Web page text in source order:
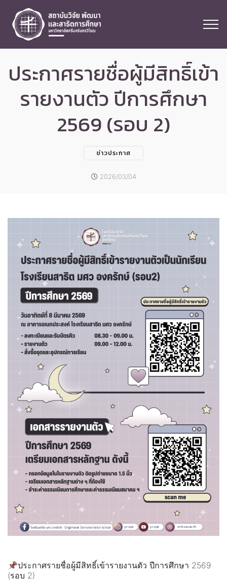
ประกาศรายชื่อผู้มีสิทธิ์เข้า
รายงานตัว ปีการศึกษา
2569 (รอบ 2)
ข่าวประกาศ
2026/03/04
📌ประกาศรายชื่อผู้มีสิทธิ์เข้ารายงานตัว ปีการศึกษา 2569
(รอบ 2)